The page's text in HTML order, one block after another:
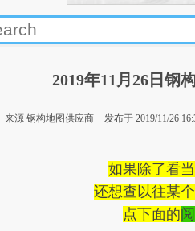
2019年11月26日钢
来源 钢构地图供应商 发布于 2019/11/26
如果除了看
还想查以往某
点下面的